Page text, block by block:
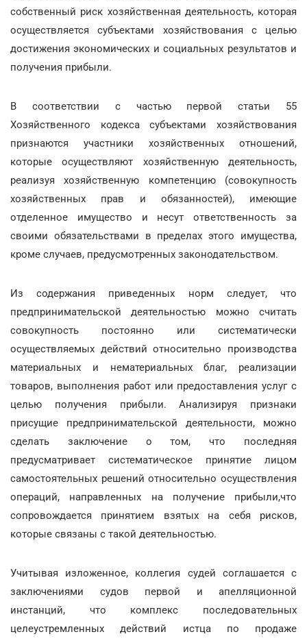
собственный риск хозяйственная деятельность, которая
осуществляется субъектами хозяйствования с целью
достижения экономических и социальных результатов и
получения прибыли.
В соответствии с частью первой статьи 55
Хозяйственного кодекса субъектами хозяйствования
признаются участники хозяйственных отношений,
которые осуществляют хозяйственную деятельность,
реализуя хозяйственную компетенцию (совокупность
хозяйственных прав и обязанностей), имеющие
отделенное имущество и несут ответственность за
своими обязательствами в пределах этого имущества,
кроме случаев, предусмотренных законодательством.
Из содержания приведенных норм следует, что
предпринимательской деятельностью можно считать
совокупность постоянно или систематически
осуществляемых действий относительно производства
материальных и нематериальных благ, реализации
товаров, выполнения работ или предоставления услуг с
целью получения прибыли. Анализируя признаки
присущие предпринимательской деятельности, можно
сделать заключение о том, что последняя
предусматривает систематическое принятие лицом
самостоятельных решений относительно осуществления
операций, направленных на получение прибыли,что
сопровождается принятием взятых на себя рисков,
которые связаны с такой деятельностью.
Учитывая изложенное, коллегия судей соглашается с
заключениями судов первой и апелляционной
инстанций, что комплекс последовательных
целеустремленных действий истца по продаже